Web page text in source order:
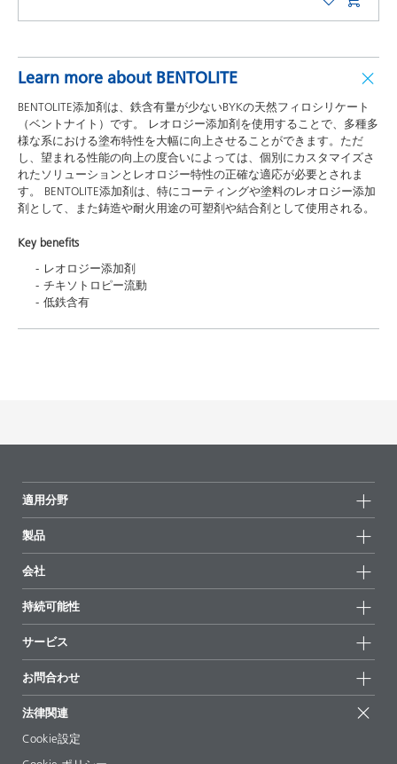
Learn more about BENTOLITE
BENTOLITE添加剤は、鉄含有量が少ないBYKの天然フィロシリケート
（ベントナイト）です。 レオロジー添加剤を使用することで、多種多
様な系における塗布特性を大幅に向上させることができます。ただ
し、望まれる性能の向上の度合いによっては、個別にカスタマイズさ
れたソリューションとレオロジー特性の正確な適応が必要とされま
す。 BENTOLITE添加剤は、特にコーティングや塗料のレオロジー添加
剤として、また鋳造や耐火用途の可塑剤や結合剤として使用される。
Key benefits
レオロジー添加剤
チキソトロピー流動
低鉄含有
適用分野
製品
全製品
ハイライト
会社
ニュース
拠点と販売代理店
展示会 & イベント
経営陣
持続可能性
持続可能な製品
サクセスストーリー
EcoVadis
証明書
サービス
配合の出発点
論文記事
ebooks(電子書籍)
お問合わせ
法律関連
Cookie設定